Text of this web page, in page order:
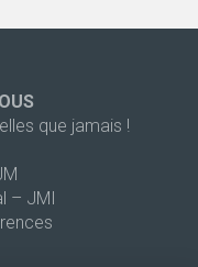
que jamais !
– JMI